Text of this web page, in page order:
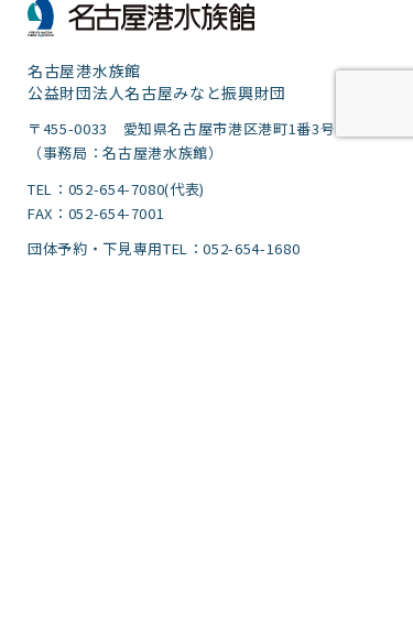
名古屋港水族館
公益財団法人名古屋みなと振興財団
〒455-0033 愛知県名古屋市港区港町1番3号
（事務局：名古屋港水族館）
TEL：052-654-7080(代表)
FAX：052-654-7001
団体予約・下見専用TEL：052-654-1680